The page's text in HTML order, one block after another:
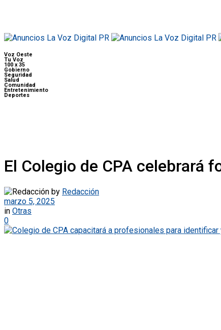
Voz Oeste
Tu Voz
100 x 35
Gobierno
Seguridad
Salud
Comunidad
Entretenimiento
Deportes
El Colegio de CPA celebrará
by Redacción
marzo 5, 2025
in Otras
0